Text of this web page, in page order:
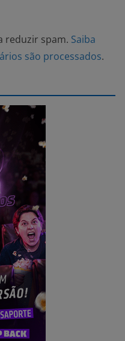
reduzir spam. Saiba
são processados.